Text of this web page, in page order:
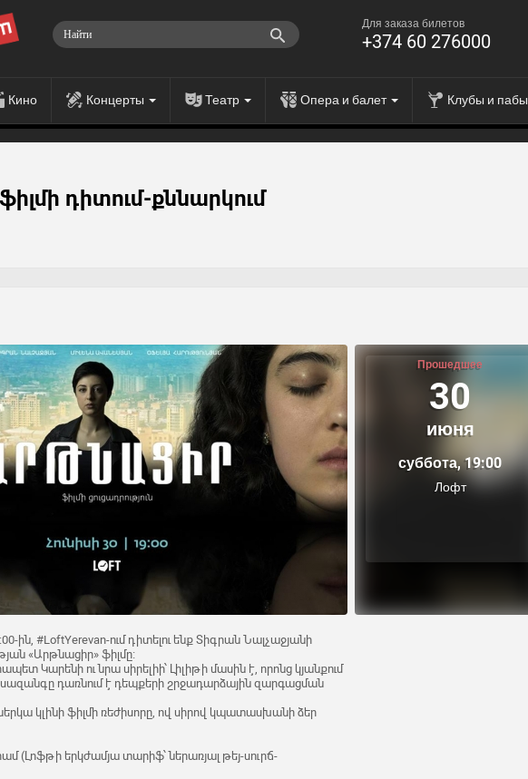
Для заказа билетов
+374 60 276000
Кино Концерты Театр Опера и балет Клубы и пабы
դիտում-քննարկում
Прошедшее
30
июня
суббота, 19:00
Лофт
ին, #LoftYerevan-ում դիտելու ենք Տիգրան Նալչաջյանի
«Արթնացիր» ֆիլմը։
Կարենի ու նրա սիրելիի՝ Լիլիթի մասին է, որոնց կյանքում
դառնում է դեպքերի շրջադարձային զարգացման
կլինի ֆիլմի ռեժիսորը, ով սիրով կպատասխանի ձեր
(Լոֆթի երկժամյա տարիֆ՝ ներառյալ թեյ-սուրճ-